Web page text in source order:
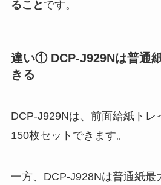
ること です。
違い① DCP-J929Nは普通
きる
DCP-J929Nは、前面給紙トレ
150枚セットできます。
一方、DCP-J928Nは普通紙最